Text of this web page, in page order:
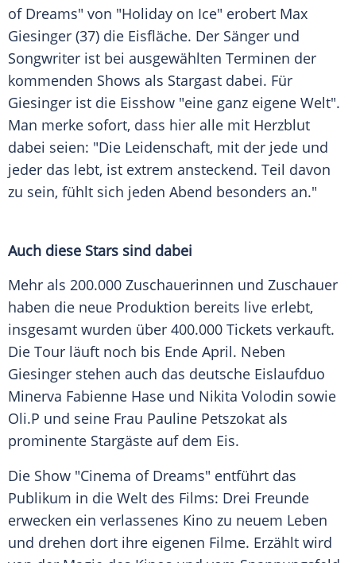
of Dreams" von "Holiday on Ice" erobert Max
Giesinger (37) die Eisfläche. Der Sänger und
Songwriter ist bei ausgewählten Terminen der
kommenden Shows als Stargast dabei. Für
Giesinger ist die Eisshow "eine ganz eigene Welt".
Man merke sofort, dass hier alle mit Herzblut
dabei seien: "Die Leidenschaft, mit der jede und
jeder das lebt, ist extrem ansteckend. Teil davon
zu sein, fühlt sich jeden Abend besonders an."
Auch diese Stars sind dabei
Mehr als 200.000 Zuschauerinnen und Zuschauer
haben die neue Produktion bereits live erlebt,
insgesamt wurden über 400.000 Tickets verkauft.
Die Tour läuft noch bis Ende April. Neben
Giesinger stehen auch das deutsche Eislaufduo
Minerva Fabienne Hase und Nikita Volodin sowie
Oli.P und seine Frau Pauline Petszokat als
prominente Stargäste auf dem Eis.
Die Show "Cinema of Dreams" entführt das
Publikum in die Welt des Films: Drei Freunde
erwecken ein verlassenes Kino zu neuem Leben
und drehen dort ihre eigenen Filme. Erzählt wird